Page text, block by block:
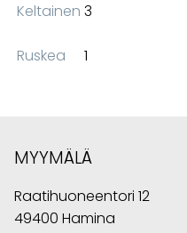
Keltainen 3
Ruskea 1
MYYMÄLÄ
Raatihuoneentori 12
49400 Hamina